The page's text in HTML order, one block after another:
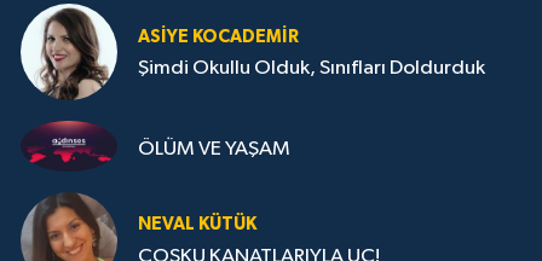
ASIYE KOCADEMİR
Şimdi Okullu Olduk, Sınıfları Doldurduk
ÖLÜM VE YAŞAM
NEVAL KÜTÜK
COŞKU KANATLARIYLA UÇ!